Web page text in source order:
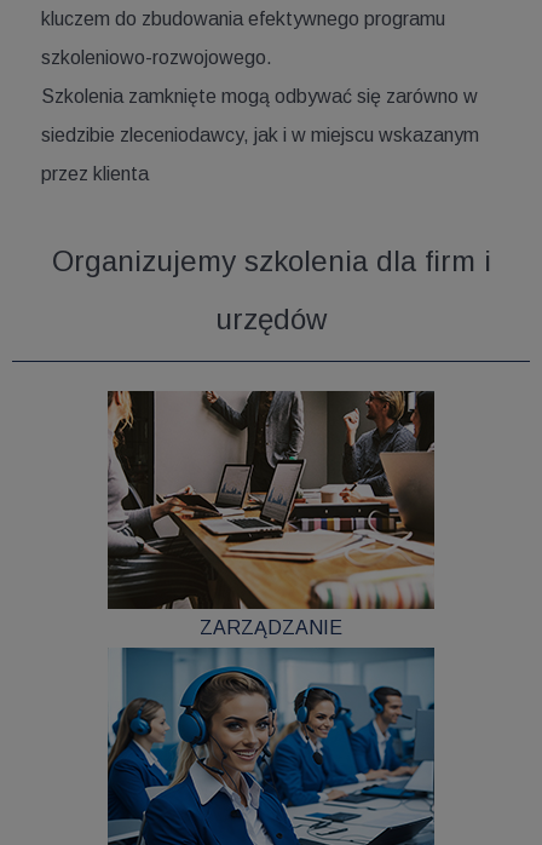
kluczem do zbudowania efektywnego programu
szkoleniowo-rozwojowego.
Szkolenia zamknięte mogą odbywać się zarówno w
siedzibie zleceniodawcy, jak i w miejscu wskazanym
przez klienta
Organizujemy szkolenia dla firm i
urzędów
ZARZĄDZANIE